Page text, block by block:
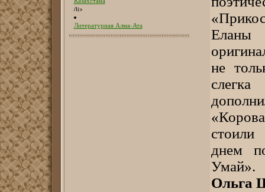
/li>
Литературная Алма-Ата
не
днем
Умай».
Ольга